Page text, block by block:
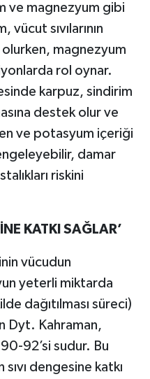
ve magnezyum gibi
sıvılarının
olurken, magnezyum
rol oynar.
karpuz, sindirim
destek olur ve
ve potasyum içeriği
damar
riskini
KATKI SAĞLAR’
vücudun
yeterli miktarda
dağıtılması süreci)
Dyt. Kahraman,
92’si sudur. Bu
dengesine katkı